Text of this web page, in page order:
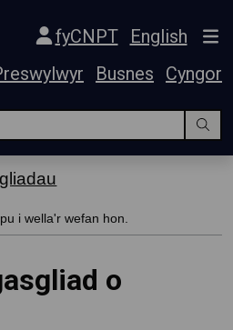
fyCNPT
English
Busnes Cyngor
i wella'r wefan hon.
o